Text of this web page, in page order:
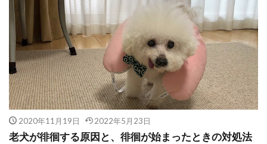
2020年11月19日 2022年5月23日
老犬が徘徊する原因と、徘徊が始まったときの対処法